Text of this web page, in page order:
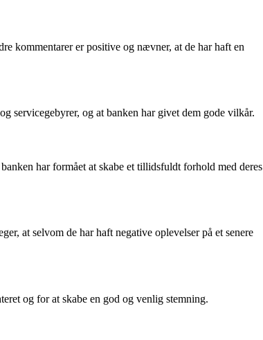
kommentarer er positive og nævner, at de har haft en
servicegebyrer, og at banken har givet dem gode vilkår.
har formået at skabe et tillidsfuldt forhold med deres
at selvom de har haft negative oplevelser på et senere
og for at skabe en god og venlig stemning.